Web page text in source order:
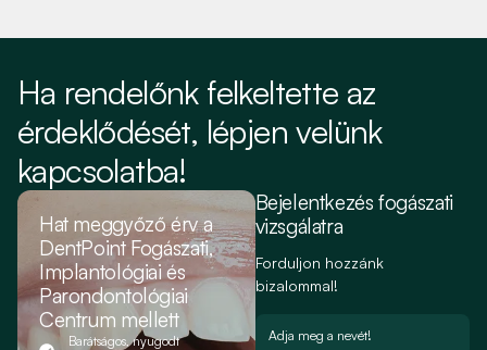
Ha rendelőnk felkeltette az
érdeklődését, lépjen velünk
kapcsolatba!
Hat meggyőző érv a
DentPoint Fogászati,
Implantológiai és
Parondontológiai
Centrum mellett
Barátságos, nyugodt
Bejelentkezés fogászati
vizsgálatra
Forduljon hozzánk
bizalommal!